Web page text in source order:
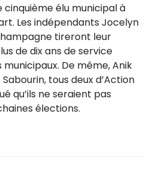
cinquième élu municipal à
Les indépendants Jocelyn
tireront leur
de dix ans de service
De même, Anik
tous deux d’Action
qu’ils ne seraient pas
élections.